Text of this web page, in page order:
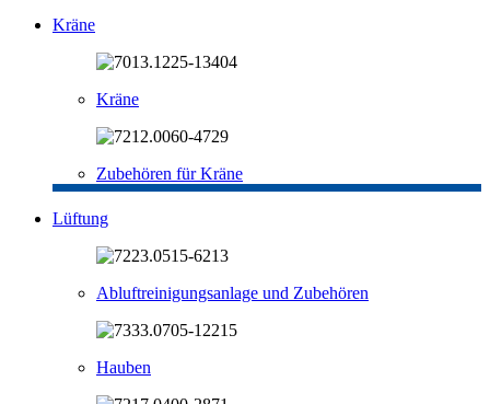
Kräne
Kräne
Zubehören für Kräne
Lüftung
Abluftreinigungsanlage und Zubehören
Hauben